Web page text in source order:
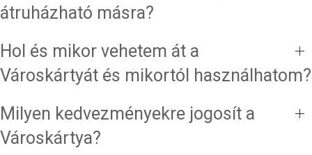
átruházható másra?
Hol és mikor vehetem át a
Városkártyát és mikortól használhatom?
Milyen kedvezményekre jogosít a
Városkártya?